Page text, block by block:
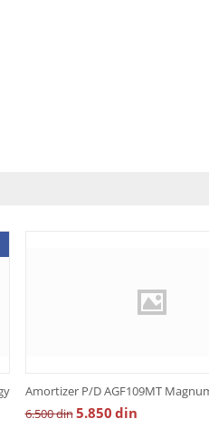
Amortizer P/D AGF109MT
6.500din5.850 din